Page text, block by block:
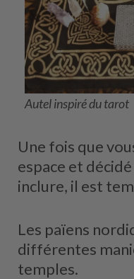
Autel inspiré du tarot
Une fois que
espace et
inclure, il est
Les païens
différentes
temples.